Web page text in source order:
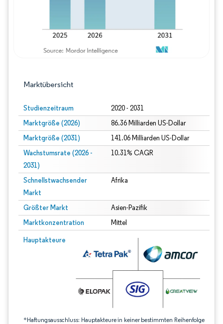
Marktübersicht
Studienzeitraum 2020 - 2031
Marktgröße (2026) 86.36 Milliarden US-Dollar
Marktgröße (2031) 141.06 Milliarden US-Dollar
Wachstumsrate (2026 -
2031)
10.31% CAGR
Schnellstwachsender
Markt
Afrika
Größter Markt Asien-Pazifik
Marktkonzentration Mittel
Hauptakteure
*Haftungsausschluss: Hauptakteure in keiner bestimmten Reihenfolge
Bild © Mordor Intelligence. Wiederverwendung erfordert Namensnennung